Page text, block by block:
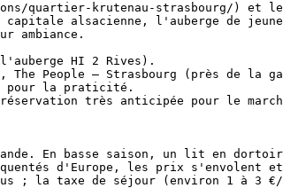
quartier-krutenau-strasbourg/) et
alsacienne, l'auberge de
HI 2 Rives).
People – Strasbourg (près de la
pour la praticité.
très anticipée pour le marché
En basse saison, un lit en
d'Europe, les prix s'envolent
; la taxe de séjour (environ 1 à